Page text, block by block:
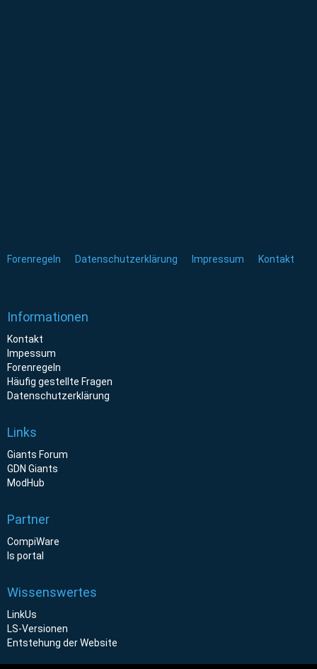
Forenregeln Datenschutzerklärung Impressum Kontakt
Informationen
Kontakt
Impessum
Forenregeln
Häufig gestellte Fragen
Datenschutzerklärung
Links
Giants Forum
GDN Giants
ModHub
Partner
CompiWare
ls portal
Wissenswertes
LinkUs
LS-Versionen
Entstehung der Website